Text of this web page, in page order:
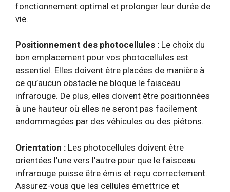
fonctionnement optimal et prolonger leur durée de
vie.
Positionnement des photocellules : Le choix du
bon emplacement pour vos photocellules est
essentiel. Elles doivent être placées de manière à
ce qu’aucun obstacle ne bloque le faisceau
infrarouge. De plus, elles doivent être positionnées
à une hauteur où elles ne seront pas facilement
endommagées par des véhicules ou des piétons.
Orientation : Les photocellules doivent être
orientées l’une vers l’autre pour que le faisceau
infrarouge puisse être émis et reçu correctement.
Assurez-vous que les cellules émettrice et